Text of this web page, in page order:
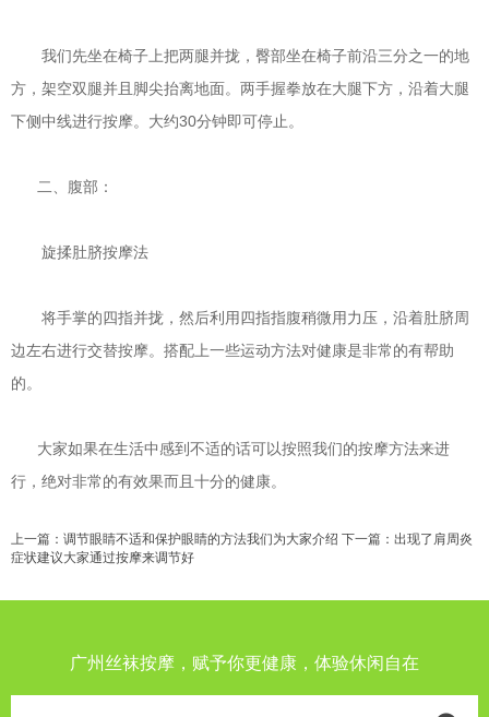
我们先坐在椅子上把两腿并拢，臀部坐在椅子前沿三分之一的地
方，架空双腿并且脚尖抬离地面。两手握拳放在大腿下方，沿着大腿
下侧中线进行按摩。大约30分钟即可停止。
二、腹部：
旋揉肚脐按摩法
将手掌的四指并拢，然后利用四指指腹稍微用力压，沿着肚脐周
边左右进行交替按摩。搭配上一些运动方法对健康是非常的有帮助
的。
大家如果在生活中感到不适的话可以按照我们的按摩方法来进
行，绝对非常的有效果而且十分的健康。
上一篇： 调节眼睛不适和保护眼睛的方法我们为大家介绍 下一篇： 出现了肩周炎
症状建议大家通过按摩来调节好
广州丝袜按摩，赋予你更健康，体验休闲自在